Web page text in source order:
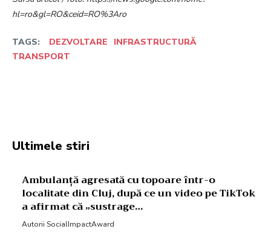
hl=ro&gl=RO&ceid=RO%3Aro
TAGS: DEZVOLTARE
INFRASTRUCTURĂ
TRANSPORT
Ultimele stiri
Ambulanță agresată cu topoare într-o
localitate din Cluj, după ce un video pe TikTok
a afirmat că „sustrage…
Autorii SocialImpactAward